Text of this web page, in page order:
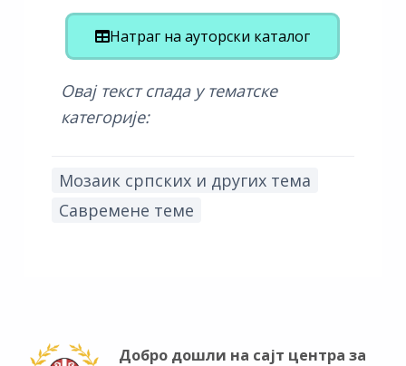
Натраг на ауторски каталог
Овај текст спада у тематске
категорије:
Мозаик српских и других тема
Савремене теме
Добро дошли на сајт центра за